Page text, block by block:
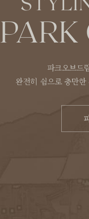
PARK
파크오브드
완전히 쉼으로 충만